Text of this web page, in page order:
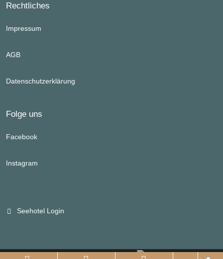
Rechtliches
Impressum
AGB
Datenschutzerklärung
Folge uns
Facebook
Instagram
Seehotel Login
Branchenportal Software made in Germany